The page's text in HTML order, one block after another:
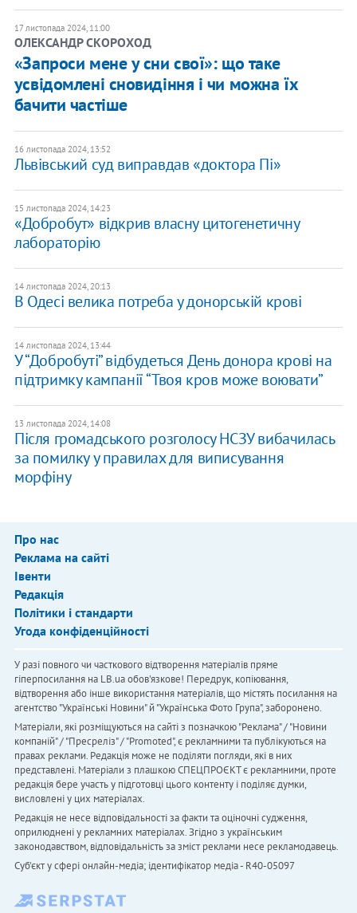
17 листопада 2024, 11:00
ОЛЕКСАНДР СКОРОХОД
«Запроси мене у сни свої»: що таке
усвідомлені сновидіння і чи можна їх
бачити частіше
16 листопада 2024, 13:52
Львівський суд виправдав «доктора Пі»
15 листопада 2024, 14:23
«Добробут» відкрив власну цитогенетичну
лабораторію
14 листопада 2024, 20:13
В Одесі велика потреба у донорській крові
14 листопада 2024, 13:44
У “Добробуті” відбудеться День донора крові на
підтримку кампанії “Твоя кров може воювати”
13 листопада 2024, 14:08
Після громадського розголосу НСЗУ вибачилась
за помилку у правилах для виписування
морфіну
Про нас
Реклама на сайті
Івенти
Редакція
Політики і стандарти
Угода конфіденційності
У разі повного чи часткового відтворення матеріалів пряме
гіперпосилання на LB.ua обов'язкове! Передрук, копіювання,
відтворення або інше використання матеріалів, що містять посилання на
агентство "Українськi Новини" й "Українська Фото Група", заборонено.
Матеріали, які розміщуються на сайті з позначкою "Реклама" / "Новини
компаній" / "Пресреліз" / "Promoted", є рекламними та публікуються на
правах реклами. Редакція може не поділяти погляди, які в них
представлені. Матеріали з плашкою СПЕЦПРОЄКТ є рекламними, проте
редакція бере участь у підготовці цього контенту і поділяє думки,
висловлені у цих матеріалах.
Редакція не несе відповідальності за факти та оціночні судження,
оприлюднені у рекламних матеріалах. Згідно з українським
законодавством, відповідальність за зміст реклами несе рекламодавець.
Cуб'єкт у сфері онлайн-медіа; ідентифікатор медіа - R40-05097